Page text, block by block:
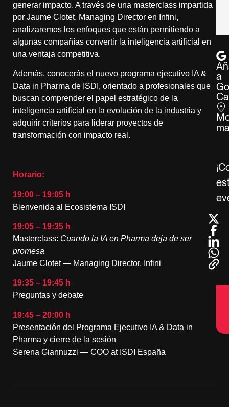
generar impacto. A través de una masterclass impartida
por Jaume Clotet, Managing Director en Infini,
analizaremos los enfoques que están permitiendo a
algunas compañías convertir la inteligencia artificial en
una ventaja competitiva.
Además, conocerás el nuevo programa ejecutivo IA &
Data in Pharma de ISDI, orientado a profesionales que
buscan comprender el papel estratégico de la
inteligencia artificial en la evolución de la industria y
adquirir criterios para liderar proyectos de
transformación con impacto real.
Horario:
19:00 – 19:05 h
Bienvenida al Ecosistema ISDI
19:05 – 19:35 h
Masterclass: Cuando la IA en Pharma deja de ser
promesa
Jaume Clotet — Managing Director, Infini
19:35 – 19:45 h
Preguntas y debate
19:45 – 20:00 h
Presentación del Programa Ejecutivo IA & Data in
Pharma y cierre de la sesión
Serena Giannuzzi — COO at ISDI España
a